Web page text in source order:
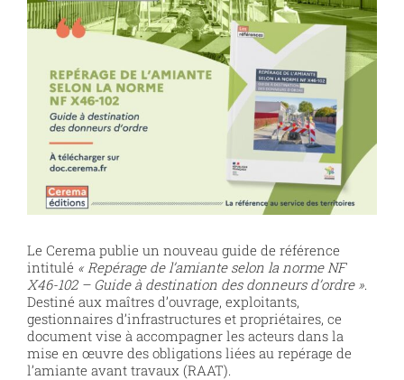
Le Cerema publie un nouveau guide de référence
intitulé « Repérage de l’amiante selon la norme NF
X46-102 – Guide à destination des donneurs d’ordre ».
Destiné aux maîtres d’ouvrage, exploitants,
gestionnaires d’infrastructures et propriétaires, ce
document vise à accompagner les acteurs dans la
mise en œuvre des obligations liées au repérage de
l’amiante avant travaux (RAAT).